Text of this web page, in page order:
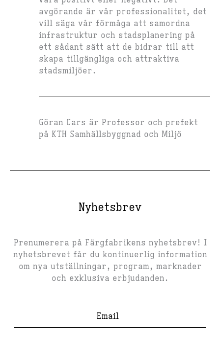
avgörande är vår professionalitet, det
vill säga vår förmåga att samordna
infrastruktur och stadsplanering på
ett sådant sätt att de bidrar till att
skapa tillgängliga och attraktiva
stadsmiljöer.
Göran Cars är Professor och prefekt
på KTH Samhällsbyggnad och Miljö
Nyhetsbrev
Prenumerera på Färgfabrikens nyhetsbrev! I
nyhetsbrevet får du kontinuerlig information
om nya utställningar, program, marknader
och exklusiva erbjudanden.
Email